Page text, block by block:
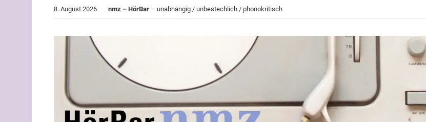
8. August 2026 nmz – HörBar – unabhängig / unbestechlich / phonokritisch